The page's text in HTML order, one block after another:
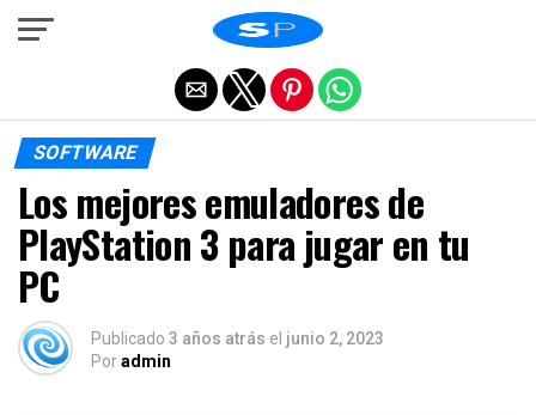
SOFTWARE
Los mejores emuladores de
PlayStation 3 para jugar en tu
PC
Publicado 3 años atrás el junio 2, 2023
Poradmin
Salir de la versión móvil